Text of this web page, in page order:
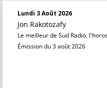
Lundi 3 Août 2026
Jon Rakotozafy
Le meilleur de Sud Radio,
Émission du 3 août 2026